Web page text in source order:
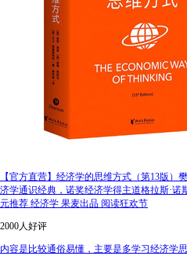
【官方直营】经济学的思维方式（第13版）
济学通识经典，诺奖经济学得主道格拉斯·
元推荐 经济学 果麦出品 阅读狂欢节
2000人好评
内容是比较通俗易懂，主要是多学习经济学